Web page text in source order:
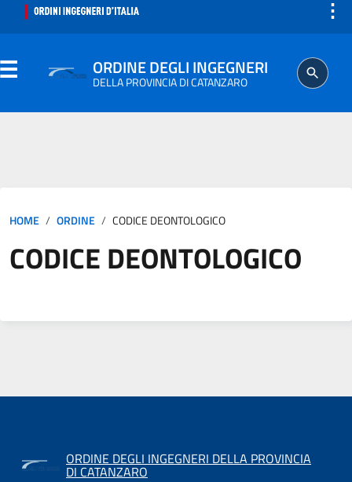
⋮
ORDINE DEGLI INGEGNERI
DELLA PROVINCIA DI CATANZARO
ISCRITTO
PROFESSIONE
HOME ORDINE CODICE DEONTOLOGICO
CODICE DEONTOLOGICO
ORDINE DEGLI INGEGNERI DELLA PROVINCIA
DI CATANZARO